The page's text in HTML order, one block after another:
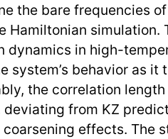
the bare frequencies
simulation.
dynamics in high-
system’s behavior as it
the correlation
from KZ
effects. The